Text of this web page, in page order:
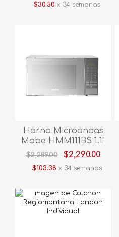
$30.50 x 34 semanas
Horno Microondas
Mabe HMM111BS 1.1"
Espejo
$2,289.00 $2,290.00
$103.38 x 34 semanas